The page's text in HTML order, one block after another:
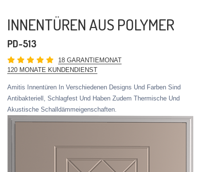
INNENTÜREN AUS POLYMER
PD-513
18 GARANTIEMONAT
120 MONATE KUNDENDIENST
Amitis Innentüren In Verschiedenen Designs Und Farben Sind
Antibakteriell, Schlagfest Und Haben Zudem Thermische Und
Akustische Schalldämmeigenschaften.